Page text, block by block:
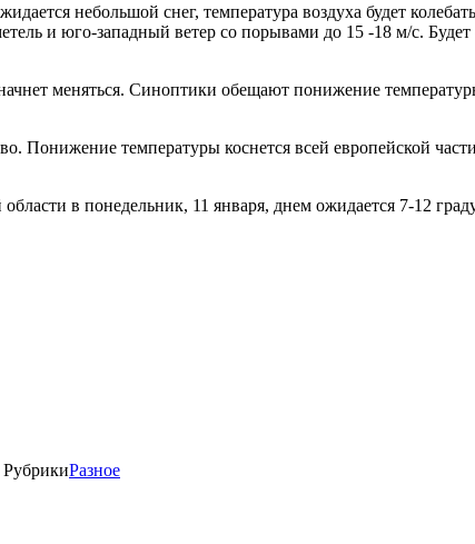
небольшой снег, температура воздуха будет
и юго-западный ветер со порывами до 15 -18 м/с.
меняться. Синоптики обещают понижение
Понижение температуры коснется всей европейской
в понедельник, 11 января, днем ожидается 7-12
РубрикиРазное